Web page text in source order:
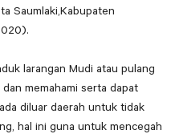
Saumlaki,Kabupaten
larangan Mudi atau pulang
memahami serta dapat
diluar daerah untuk tidak
hal ini guna untuk mencegah